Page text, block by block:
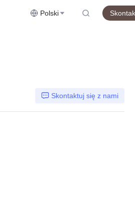
Polski
Skontaktuj się z nami